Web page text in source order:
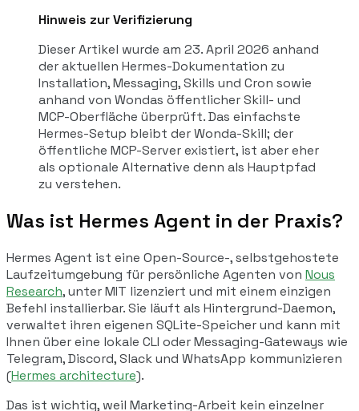
Hinweis zur Verifizierung
Dieser Artikel wurde am 23. April 2026 anhand
der aktuellen Hermes-Dokumentation zu
Installation, Messaging, Skills und Cron sowie
anhand von Wondas öffentlicher Skill- und
MCP-Oberfläche überprüft. Das einfachste
Hermes-Setup bleibt der Wonda-Skill; der
öffentliche MCP-Server existiert, ist aber eher
als optionale Alternative denn als Hauptpfad
zu verstehen.
Was ist Hermes Agent in der Praxis?
Hermes Agent ist eine Open-Source-, selbstgehostete
Laufzeitumgebung für persönliche Agenten von Nous
Research, unter MIT lizenziert und mit einem einzigen
Befehl installierbar. Sie läuft als Hintergrund-Daemon,
verwaltet ihren eigenen SQLite-Speicher und kann mit
Ihnen über eine lokale CLI oder Messaging-Gateways wie
Telegram, Discord, Slack und WhatsApp kommunizieren
(Hermes architecture).
Das ist wichtig, weil Marketing-Arbeit kein einzelner